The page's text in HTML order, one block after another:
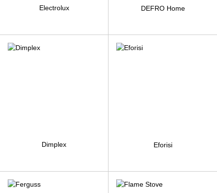
Electrolux DEFRO Home
Dimplex Eforisi